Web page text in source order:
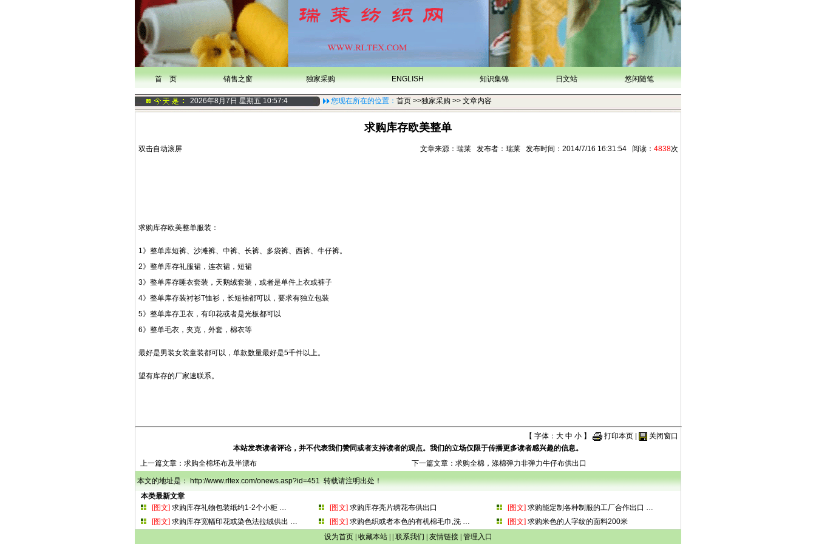
首 页 销售之窗 独家采购 ENGLISH 知识集锦 日文站 悠闲随笔
2026年8月7日 星期五 10:57:5 您现在所在的位置： 首页 >>独家采购 >> 文章内容
求购库存欧美整单
双击自动滚屏 文章来源：瑞莱 发布者：瑞莱 发布时间：2014/7/16 16:31:54 阅读： 4838次
求购库存欧美整单服装：
1》整单库短裤、沙滩裤、中裤、长裤、多袋裤、西裤、牛仔裤。
2》整单库存礼服裙，连衣裙，短裙
3》整单库存睡衣套装，天鹅绒套装，或者是单件上衣或裤子
4》整单库存装衬衫T恤衫，长短袖都可以，要求有独立包装
5》整单库存卫衣，有印花或者是光板都可以
6》整单毛衣，夹克，外套，棉衣等
最好是男装女装童装都可以，单款数量最好是5千件以上。
望有库存的厂家速联系。
【 字体： 大 中 小】 打印本页|
关闭窗口
本站发表读者评论，并不代表我们赞同或者支持读者的观点。我们的立场仅限于传播更多读者感兴趣的信息。
上一篇文章： 求购全棉坯布及半漂布 下一篇文章： 求购全棉，涤棉弹力非弹力牛仔布供出口
本文的地址是： http://www.rltex.com/onews.asp?id=451 转载请注明出处！
本类最新文章
[图文] 求购库存礼物包装纸约1-2个小柜 … [图文] 求购库存亮片绣花布供出口 [图文] 求购能定制各种制服的工厂合作出口 …
[图文] 求购库存宽幅印花或染色法拉绒供出 … [图文] 求购色织或者本色的有机棉毛巾,洗 … [图文] 求购米色的人字纹的面料200米
设为首页| 收藏本站| | 联系我们 友情链接| 管理入口